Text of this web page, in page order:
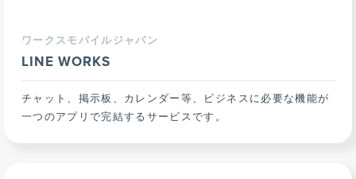
ワークスモバイルジャパン
LINE WORKS
チャット、掲示板、カレンダー等、ビジネスに必要な機能が
一つのアプリで完結するサービスです。